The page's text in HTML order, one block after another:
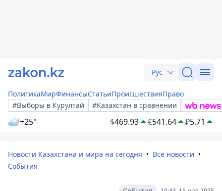
Рус
ПолитикаМирФинансыСтатьиПроисшествияПраво
#Выборы в Курултай
#Казахстан в сравнении
+25° $469.93 €541.64 ₽5.71
Новости Казахстана и мира на сегодня
Все новости
События